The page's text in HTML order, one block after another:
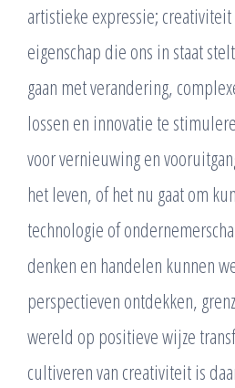
artistieke expressie;
eigenschap die ons in staat
gaan met verandering,
lossen en innovatie te
voor vernieuwing en
het leven, of het nu gaat om
technologie of
denken en handelen kunnen
perspectieven ontdekken,
wereld op positieve wijze
cultiveren van creativiteit is